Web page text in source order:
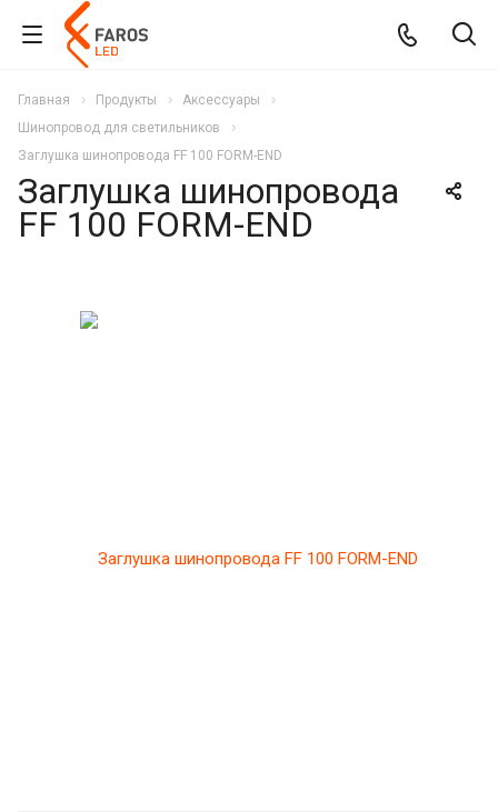
Главная Продукты
Аксессуары
Шинопровод для светильников
Заглушка шинопровода FF 100 FORM-END
Заглушка шинопровода
FF 100 FORM-END